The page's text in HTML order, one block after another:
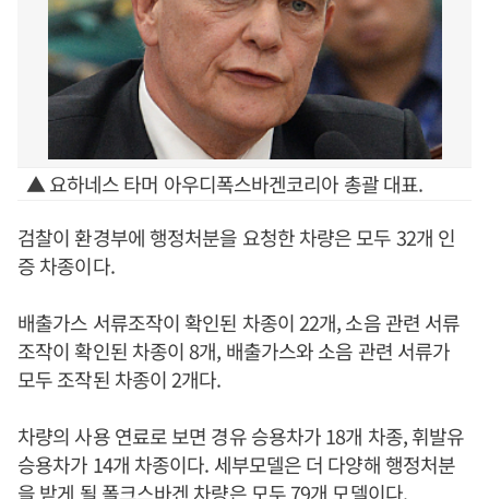
▲ 요하네스 타머 아우디폭스바겐코리아 총괄 대표.
검찰이 환경부에 행정처분을 요청한 차량은 모두 32개 인
증 차종이다.
배출가스 서류조작이 확인된 차종이 22개, 소음 관련 서류
조작이 확인된 차종이 8개, 배출가스와 소음 관련 서류가
모두 조작된 차종이 2개다.
차량의 사용 연료로 보면 경유 승용차가 18개 차종, 휘발유
승용차가 14개 차종이다. 세부모델은 더 다양해 행정처분
을 받게 될 폴크스바겐 차량은 모두 79개 모델이다.